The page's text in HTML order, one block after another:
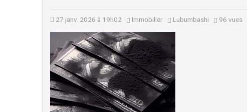
27 janv. 2026 à 19h02 Immobilier Lubumbashi 96 vues